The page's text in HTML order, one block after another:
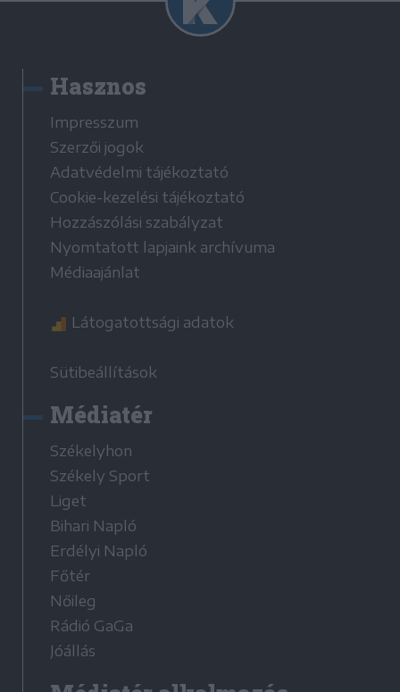
Hasznos
Impresszum
Szerzői jogok
Adatvédelmi tájékoztató
Cookie-kezelési tájékoztató
Hozzászólási szabályzat
Nyomtatott lapjaink archívuma
Médiaajánlat
Látogatottsági adatok
Sütibeállítások
Médiatér
Székelyhon
Székely Sport
Liget
Bihari Napló
Erdélyi Napló
Főtér
Nőileg
Rádió GaGa
Jóállás